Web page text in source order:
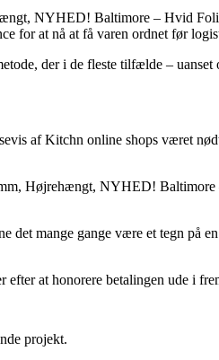
NYHED! Baltimore – Hvid
for at nå at få varen ordnet før
der i de fleste tilfælde – uanset
af Kitchn online shops været
Højrehængt, NYHED!
mange gange være et tegn på
at honorere betalingen ude i
projekt.